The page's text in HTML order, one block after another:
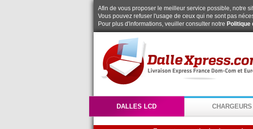
Afin de vous proposer le meilleur service possible, notre
Vous pouvez refuser l'usage de ceux qui ne sont pas
Pour plus d'informations, veuiller consulter notre Politique
DALLES LCD CHARGEURS